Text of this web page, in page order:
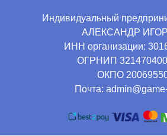
Индивидуальный
АЛЕКСАНДР
ИНН организации:
ОГРНИП
ОКПО
Почта: